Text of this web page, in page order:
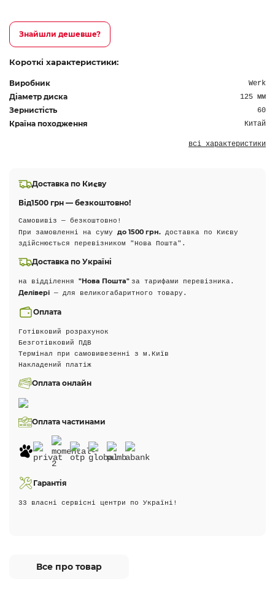
Знайшли дешевше?
Короткі характеристики:
Виробник Werk
Діаметр диска 125 мм
Зернистість 60
Країна походження Китай
всі характеристики
Доставка по Києву
Від1500 грн — безкоштовно!
Самовивіз — безкоштовно!
При замовленні на суму до 1500 грн. доставка по Києву
здійснюється перевізником "Нова Пошта".
Доставка по Україні
на відділення "Нова Пошта" за тарифами перевізника.
Делівері — для великогабаритного товару.
Оплата
Готівковий розрахунок
Безготівковий ПДВ
Термінал при самовивезенні з м.Київ
Накладений платіж
Оплата онлайн
Оплата частинами
Гарантія
33 власні сервісні центри по Україні!
Все про товар